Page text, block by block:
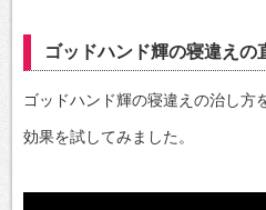
ゴッドハンド輝の寝違えの
ゴッドハンド輝の寝違えの治し方
効果を試してみました。